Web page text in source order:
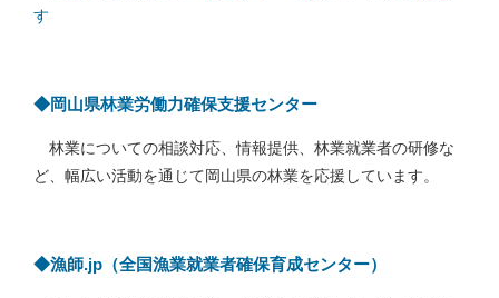
す
◆岡山県林業労働力確保支援センター
林業についての相談対応、情報提供、林業就業者の研修な
ど、幅広い活動を通じて岡山県の林業を応援しています。
◆漁師.jp（全国漁業就業者確保育成センター）